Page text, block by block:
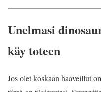
Unelmasi
käy toteen
Jos olet koskaan haaveillut